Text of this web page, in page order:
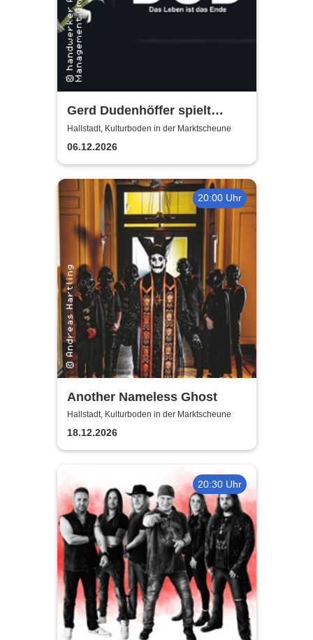
Gerd Dudenhöffer spielt
Heinz Becker
Hallstadt, Kulturboden in der Marktscheune
06.12.2026
20:00 Uhr
Another Nameless Ghost
Hallstadt, Kulturboden in der Marktscheune
18.12.2026
20:30 Uhr